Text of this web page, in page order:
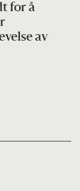
for å
av